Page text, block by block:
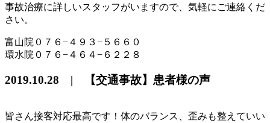
事故治療に詳しいスタッフがいますので、気軽にご連絡くだ
さい。
富山院０７６−４９３−５６６０
環水院０７６−４６４−６２２８
2019.10.28 | 【交通事故】患者様の声
皆さん接客対応最高です！体のバランス、歪みも整えていい